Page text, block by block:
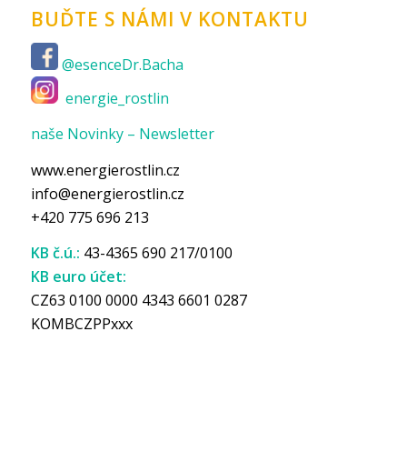
BUĎTE S NÁMI V KONTAKTU
@esenceDr.Bacha
energie_rostlin
naše Novinky – Newsletter
www.energierostlin.cz
info@energierostlin.cz
+420 775 696 213
KB č.ú.: 43-4365 690 217/0100
KB euro účet:
CZ63 0100 0000 4343 6601 0287
KOMBCZPPxxx